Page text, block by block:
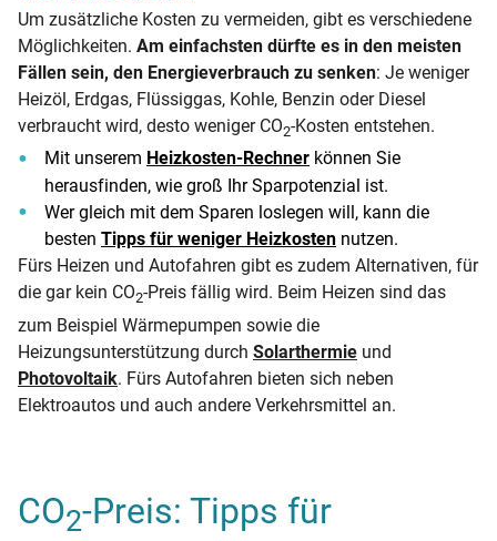
Um zusätzliche Kosten zu vermeiden, gibt es verschiedene
Möglichkeiten. Am einfachsten dürfte es in den meisten
Fällen sein, den Energieverbrauch zu senken: Je weniger
Heizöl, Erdgas, Flüssiggas, Kohle, Benzin oder Diesel
verbraucht wird, desto weniger CO2-Kosten entstehen.
Mit unserem Heizkosten-Rechner können Sie
herausfinden, wie groß Ihr Sparpotenzial ist.
Wer gleich mit dem Sparen loslegen will, kann die
besten Tipps für weniger Heizkosten nutzen.
Fürs Heizen und Autofahren gibt es zudem Alternativen, für
die gar kein CO2-Preis fällig wird. Beim Heizen sind das
zum Beispiel Wärmepumpen sowie die
Heizungsunterstützung durch Solarthermie und
Photovoltaik. Fürs Autofahren bieten sich neben
Elektroautos und auch andere Verkehrsmittel an.
CO2-Preis: Tipps für